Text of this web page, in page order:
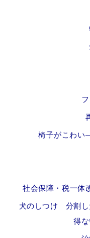
椅子がこわい
社会保障・税一体
犬のしつけ 分割し
得